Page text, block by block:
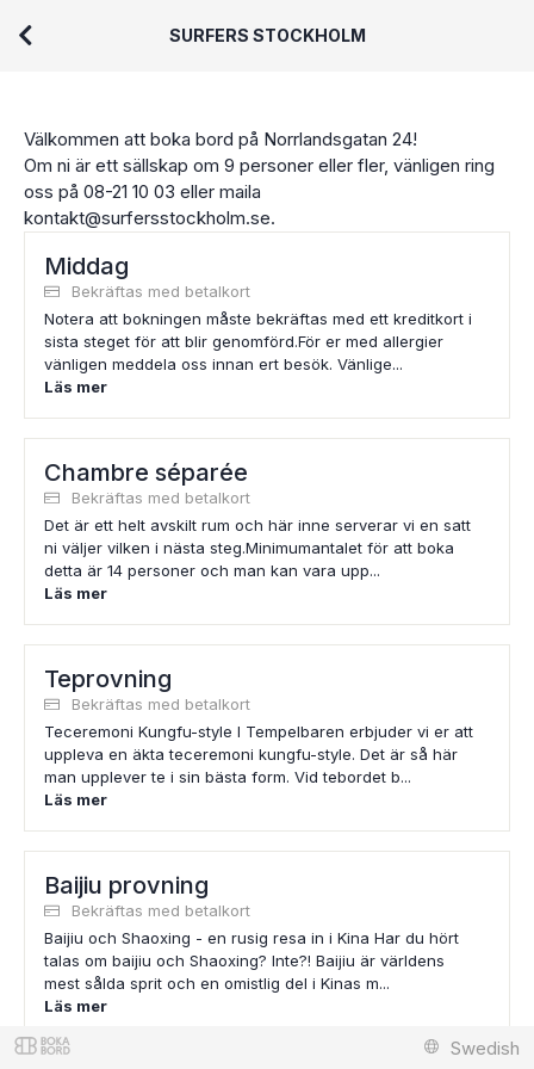
SURFERS STOCKHOLM
Välkommen att boka bord på Norrlandsgatan 24!
Om ni är ett sällskap om 9 personer eller fler, vänligen ring
oss på 08-21 10 03 eller maila
kontakt@surfersstockholm.se.
Middag
Bekräftas med betalkort
Notera att bokningen måste bekräftas med ett kreditkort i
sista steget för att blir genomförd.För er med allergier
vänligen meddela oss innan ert besök. Vänlige...
Läs mer
Chambre séparée
Bekräftas med betalkort
Det är ett helt avskilt rum och här inne serverar vi en satt
ni väljer vilken i nästa steg.Minimumantalet för att boka
detta är 14 personer och man kan vara upp...
Läs mer
Teprovning
Bekräftas med betalkort
Teceremoni Kungfu-style I Tempelbaren erbjuder vi er att
uppleva en äkta teceremoni kungfu-style. Det är så här
man upplever te i sin bästa form. Vid tebordet b...
Läs mer
Baijiu provning
Bekräftas med betalkort
Baijiu och Shaoxing - en rusig resa in i Kina Har du hört
talas om baijiu och Shaoxing? Inte?! Baijiu är världens
mest sålda sprit och en omistlig del i Kinas m...
Läs mer
Swedish